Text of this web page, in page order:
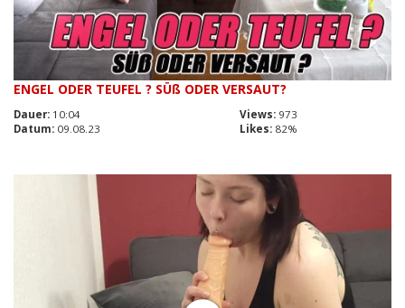
ENGEL ODER TEUFEL ? SÜß ODER VERSAUT?
Dauer: 10:04 Views: 973
Datum: 09.08.23 Likes: 82%